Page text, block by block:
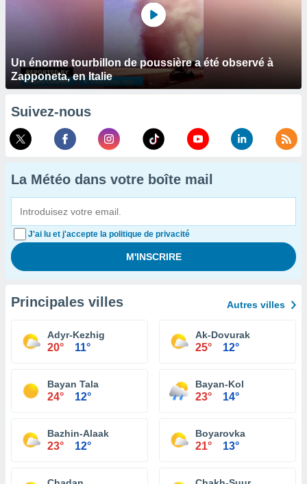
Un énorme tourbillon de poussière a été observé à
Zapponeta, en Italie
Suivez-nous
La Météo dans votre boîte mail
J'ai lu et j'accepte la politique de privacité
Principales villes Autres villes
Adyr-Kezhig
20° 11°
Ak-Dovurak
25° 12°
Bayan Tala
24° 12°
Bayan-Kol
23° 14°
Bazhin-Alaak
23° 12°
Boyarovka
21° 13°